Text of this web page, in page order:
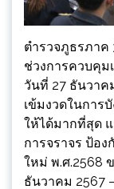
ตำรวจภูธรภาค
ช่วงการควบคุม
วันที่ 27 ธันวาค
เข้มงวดในการ
ให้ได้มากที่สุด
การจราจร ป้อ
ใหม่ พ.ศ.2568
ธันวาคม 2567